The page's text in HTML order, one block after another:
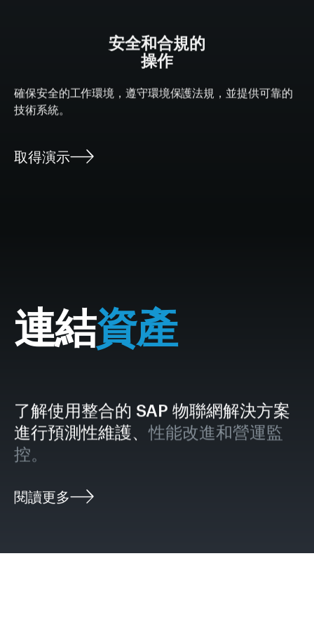
安全和合規的
操作
確保安全的工作環境，遵守環境保護法規，並提供可靠的
技術系統。
取得演示
連結資產
了解使用整合的 SAP 物聯網解決方案
進行預測性維護、性能改進和營運監
控。
閱讀更多